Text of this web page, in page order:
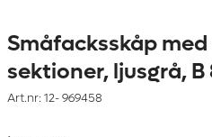
Småfacksskåp
sektioner, ljusgrå,
Art.nr: 12-969458